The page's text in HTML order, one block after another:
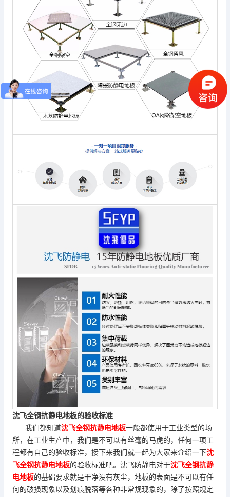
沈飞全钢抗静电地板的验收标准
我们都知道沈飞全钢抗静电地板一般都使用于工业类型的场
所，在工业生产中，我们是不可以有丝毫的马虎的，任何一项工
程都有自己的验收标准，接下来我们就一起为大家来介绍一下沈
飞全钢抗静电地板的验收标准吧。沈飞防静电对于沈飞全钢抗静
电地板的基础要求就是干净没有灰尘，地板的表面是不可以有任
何的破损现象以及划痕脱落等各种非常规现象的，除了按照规定